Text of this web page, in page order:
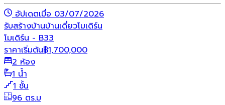
อัปเดตเมื่อ 03/07/2026
รับสร้างบ้านบ้านเดี่ยวโมเดิร์น
โมเดิร์น - B33
ราคาเริ่มต้น฿1,700,000
2 ห้อง
1 น้ำ
1 ชั้น
96 ตร.ม